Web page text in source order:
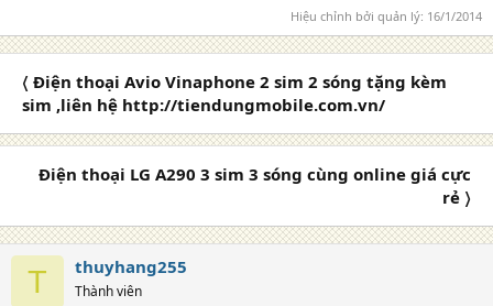
Hiệu chỉnh bởi quản lý: 16/1/2014
〈 Điện thoại Avio Vinaphone 2 sim 2 sóng tặng kèm
sim ,liên hệ http://tiendungmobile.com.vn/
Điện thoại LG A290 3 sim 3 sóng cùng online giá cực
rẻ 〉
T thuyhang255
Thành viên